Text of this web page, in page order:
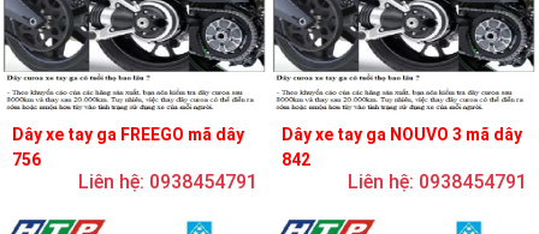
Dây xe tay ga FREEGO mã dây
756
Liên hệ: 0938454791
Dây xe tay ga NOUVO 3 mã dây
842
Liên hệ: 0938454791